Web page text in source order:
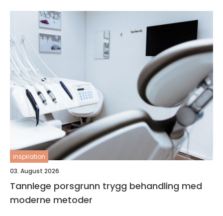
inspiration
03. August 2026
Tannlege porsgrunn trygg behandling med
moderne metoder